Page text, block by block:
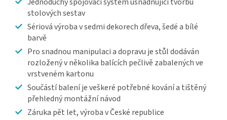
Jednoduchý spojovací systém usnadňující tvorbu
stolových sestav
Sériová výroba v sedmi dekorech dřeva, šedé a bílé
barvě
Pro snadnou manipulaci a dopravu je stůl dodáván
rozložený v několika balících pečlivě zabalených ve
vrstveném kartonu
Součástí balení je veškeré potřebné kování a tištěný
přehledný montážní návod
Záruka pět let, výroba v České republice